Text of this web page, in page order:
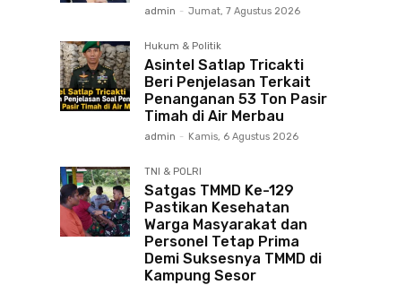
admin - Jumat, 7 Agustus 2026
Hukum & Politik
Asintel Satlap Tricakti
Beri Penjelasan Terkait
Penanganan 53 Ton Pasir
Timah di Air Merbau
admin - Kamis, 6 Agustus 2026
TNI & POLRI
Satgas TMMD Ke-129
Pastikan Kesehatan
Warga Masyarakat dan
Personel Tetap Prima
Demi Suksesnya TMMD di
Kampung Sesor